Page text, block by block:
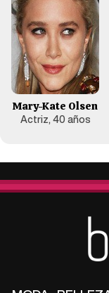
Mary-Kate Olsen
Actriz, 40 años